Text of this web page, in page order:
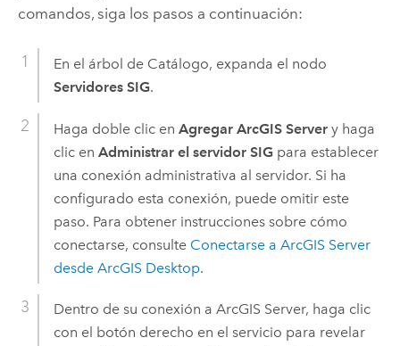
comandos, siga los pasos a continuación:
En el árbol de Catálogo, expanda el nodo
Servidores SIG.
Haga doble clic en Agregar ArcGIS Servery haga
clic en Administrar el servidor SIGpara establecer
una conexión administrativa al servidor. Si ha
configurado esta conexión, puede omitir este
paso. Para obtener instrucciones sobre cómo
conectarse, consulte Conectarse a ArcGIS Server
desde ArcGIS Desktop.
Dentro de su conexión a ArcGIS Server, haga clic
con el botón derecho en el servicio para revelar